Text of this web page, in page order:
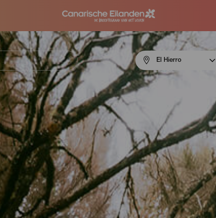
Menú
navigation
El Hierro